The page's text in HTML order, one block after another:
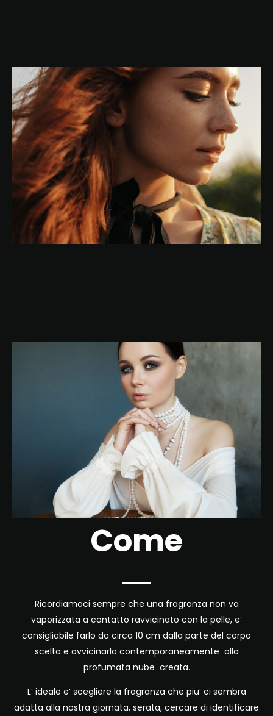
Come
Ricordiamoci sempre che una fragranza non va
vaporizzata a contatto ravvicinato con la pelle, e’
consigliabile farlo da circa 10 cm dalla parte del corpo
scelta e avvicinarla contemporaneamente alla
profumata nube creata.
L’ ideale e’ scegliere la fragranza che piu’ ci sembra
adatta alla nostra giornata, serata, cercare di identificare